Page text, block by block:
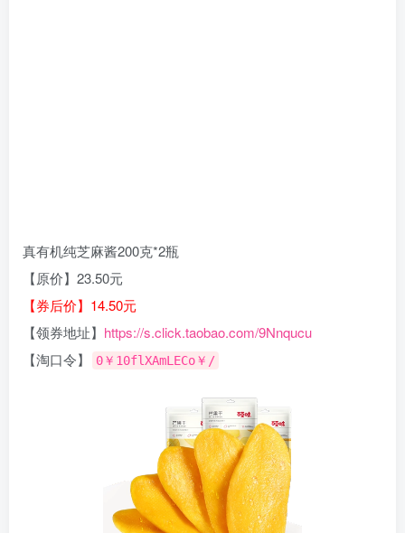
真有机纯芝麻酱200克*2瓶
【原价】23.50元
【券后价】14.50元
【领券地址】 https://s.click.taobao.com/9Nnqucu
【淘口令】
0￥10flXAmLECo￥/